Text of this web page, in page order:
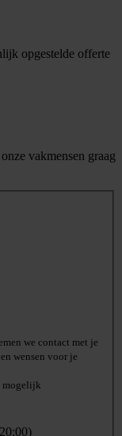
opgestelde offerte
vakmensen graag
we contact met je
wensen voor je
mogelijk